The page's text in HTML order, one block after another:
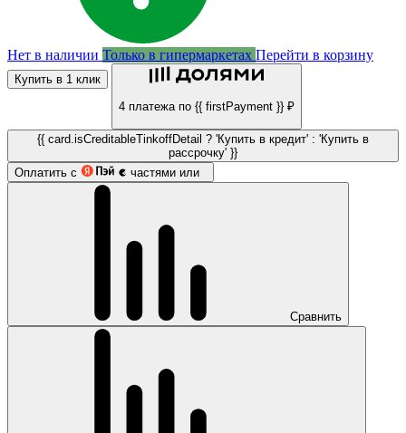
Нет в наличии Только в гипермаркетах Перейти в корзину
Купить в 1 клик
4 платежа по {{ firstPayment }} ₽
{{ card.isCreditableTinkoffDetail ? 'Купить в кредит' : 'Купить в
рассрочку' }}
Оплатить с
частями или
Сравнить